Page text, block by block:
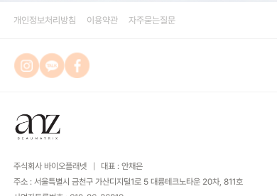
개인정보처리방침 이용약관 자주묻는질문
주식회사 바이오플래넷
대표 : 안채은
주소 : 서울특별시 금천구 가산디지털1로 5 대륭테크노타운 20차, 811호